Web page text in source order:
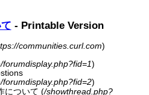
- Printable Version
communities.curl.com)
)
)
について (/showthread.php?